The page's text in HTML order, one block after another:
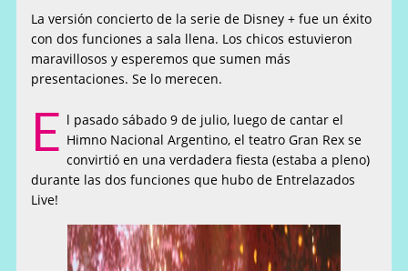
La versión concierto de la serie de Disney + fue un éxito
con dos funciones a sala llena. Los chicos estuvieron
maravillosos y esperemos que sumen más
presentaciones. Se lo merecen.
E l pasado sábado 9 de julio, luego de cantar el
Himno Nacional Argentino, el teatro Gran Rex se
convirtió en una verdadera fiesta (estaba a pleno)
durante las dos funciones que hubo de Entrelazados
Live!